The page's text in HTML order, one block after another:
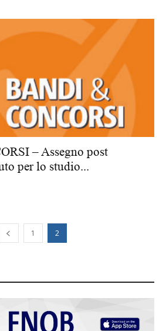
– Assegno post
per lo studio...
1 2